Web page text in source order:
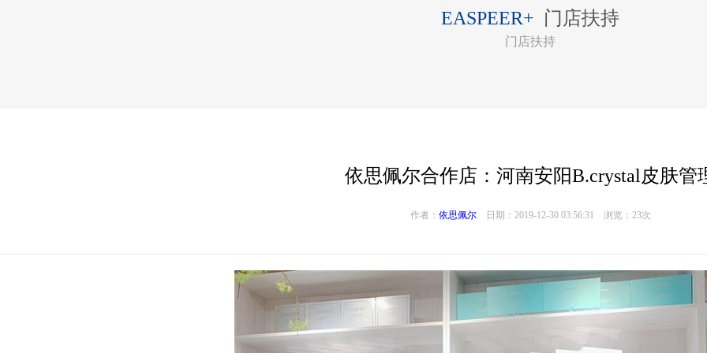
EASPEER+ 门店扶持
门店扶持
依思佩尔合作店：河南安阳B.crystal皮肤管
作者： 依思佩尔 日期：2019-12-30 03:56:31 浏览：23次